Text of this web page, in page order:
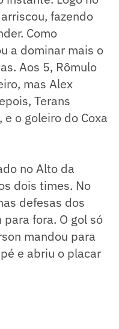
fazendo
Como
a dominar mais o
Aos 5, Rômulo
mas Alex
Terans
o goleiro do Coxa
no Alto da
dois times. No
defesas dos
fora. O gol só
mandou para
e abriu o placar